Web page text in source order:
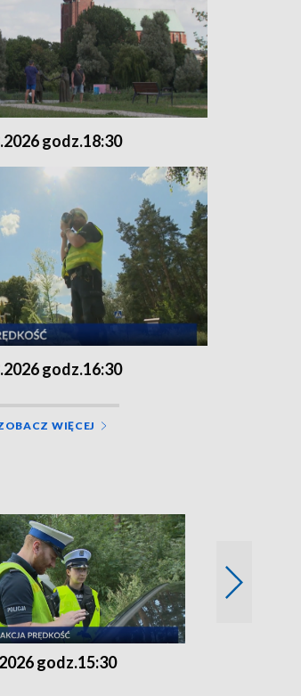
godz.18:30
godz.16:30
WIĘCEJ
godz.15:30